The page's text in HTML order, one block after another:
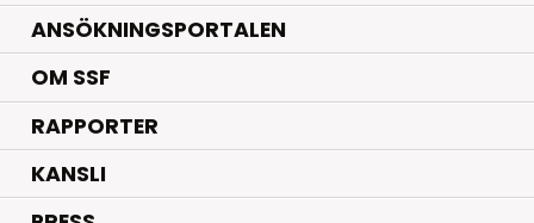
ANSÖKNINGSPORTALEN
OM SSF
RAPPORTER
KANSLI